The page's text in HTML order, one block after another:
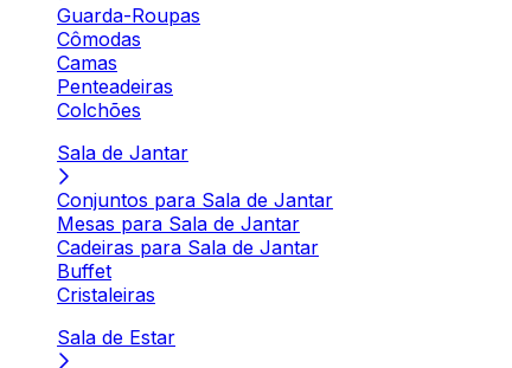
Guarda-Roupas
Cômodas
Camas
Penteadeiras
Colchões
Sala de Jantar
Conjuntos para Sala de Jantar
Mesas para Sala de Jantar
Cadeiras para Sala de Jantar
Buffet
Cristaleiras
Sala de Estar